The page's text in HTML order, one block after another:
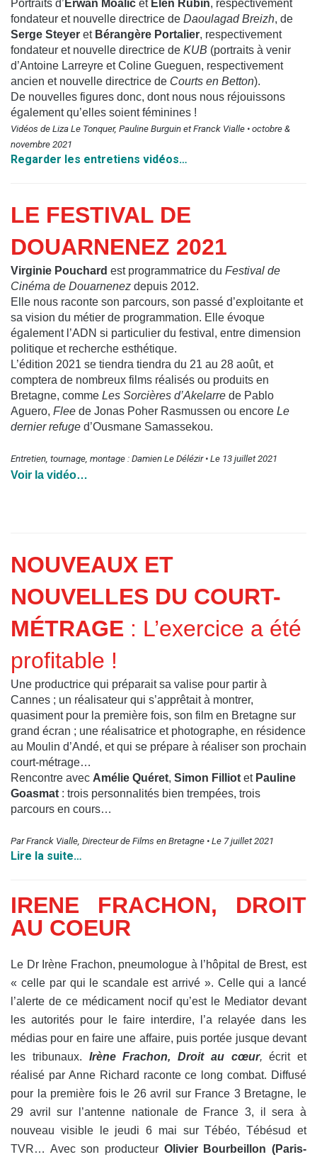
Portraits d’ Erwan Moalic et Elen Rubin, respectivement
fondateur et nouvelle directrice de Daoulagad Breizh, de
Serge Steyer et Bérangère Portalier, respectivement
fondateur et nouvelle directrice de KUB (portraits à venir
d’Antoine Larreyre et Coline Gueguen, respectivement
ancien et nouvelle directrice de Courts en Betton).
De nouvelles figures donc, dont nous nous réjouissons
également qu’elles soient féminines !
Vidéos de Liza Le Tonquer, Pauline Burguin et Franck Vialle • octobre &
novembre 2021
Regarder les entretiens vidéos…
LE FESTIVAL DE
DOUARNENEZ 2021
Virginie Pouchard est programmatrice du Festival de
Cinéma de Douarnenez depuis 2012.
Elle nous raconte son parcours, son passé d’exploitante et
sa vision du métier de programmation. Elle évoque
également l’ADN si particulier du festival, entre dimension
politique et recherche esthétique.
L’édition 2021 se tiendra tiendra du 21 au 28 août, et
comptera de nombreux films réalisés ou produits en
Bretagne, comme Les Sorcières d’Akelarre de Pablo
Aguero, Flee de Jonas Poher Rasmussen ou encore Le
dernier refuge d’Ousmane Samassekou.
Entretien, tournage, montage : Damien Le Délézir • Le 13 juillet 2021
Voir la vidéo…
NOUVEAUX ET
NOUVELLES DU COURT-
MÉTRAGE : L’exercice a été
profitable !
Une productrice qui préparait sa valise pour partir à
Cannes ; un réalisateur qui s’apprêtait à montrer,
quasiment pour la première fois, son film en Bretagne sur
grand écran ; une réalisatrice et photographe, en résidence
au Moulin d’Andé, et qui se prépare à réaliser son prochain
court-métrage…
Rencontre avec Amélie Quéret, Simon Filliot et Pauline
Goasmat : trois personnalités bien trempées, trois
parcours en cours…
Par Franck Vialle, Directeur de Films en Bretagne • Le 7 juillet 2021
Lire la suite…
IRENE FRACHON, DROIT
AU COEUR
Le Dr Irène Frachon, pneumologue à l’hôpital de Brest, est
« celle par qui le scandale est arrivé ». Celle qui a lancé
l’alerte de ce médicament nocif qu’est le Mediator devant
les autorités pour le faire interdire, l’a relayée dans les
médias pour en faire une affaire, puis portée jusque devant
les tribunaux. Irène Frachon, Droit au cœur, écrit et
réalisé par Anne Richard raconte ce long combat. Diffusé
pour la première fois le 26 avril sur France 3 Bretagne, le
29 avril sur l’antenne nationale de France 3, il sera à
nouveau visible le jeudi 6 mai surTébéo, Tébésud et
TVR… Avec son producteur Olivier Bourbeillon (Paris-